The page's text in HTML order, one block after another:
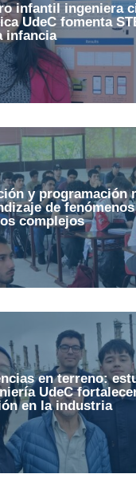
infantil ingeniera
UdeC fomenta
infancia
y programación
de fenómenos
complejos
en terreno:
UdeC
en la industria